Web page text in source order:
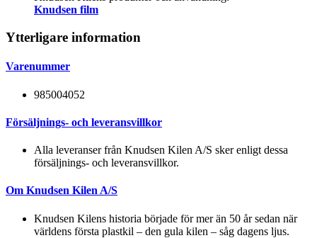
Knudsen film
Ytterligare information
Varenummer
985004052
Försäljnings- och leveransvillkor
Alla leveranser från Knudsen Kilen A/S sker enligt dessa
försäljnings- och leveransvillkor.
Om Knudsen Kilen A/S
Knudsen Kilens historia började för mer än 50 år sedan när
världens första plastkil – den gula kilen – såg dagens ljus.